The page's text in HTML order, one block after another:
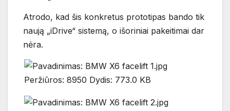
Atrodo, kad šis konkretus prototipas bando tik
naują „iDrive“ sistemą, o išoriniai pakeitimai dar
nėra.